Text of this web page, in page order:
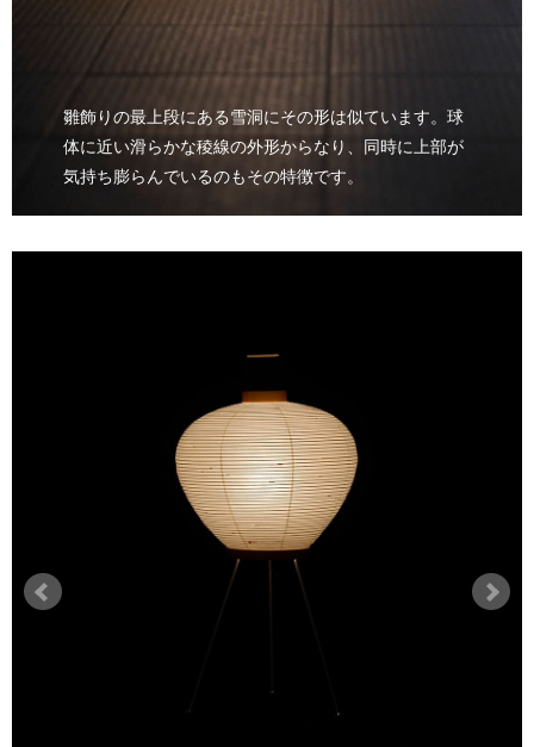
雛飾りの最上段にある雪洞にその形は似ています。球
体に近い滑らかな稜線の外形からなり、同時に上部が
気持ち膨らんでいるのもその特徴です。